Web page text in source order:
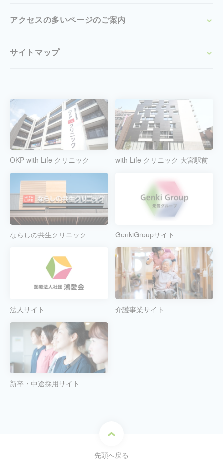
アクセスの多いページのご案内
サイトマップ
OKP with Life クリニック with Life クリニック 大宮駅前
ならしの共生クリニック GenkiGroupサイト
法人サイト 介護事業サイト
新卒・中途採用サイト
先頭へ戻る